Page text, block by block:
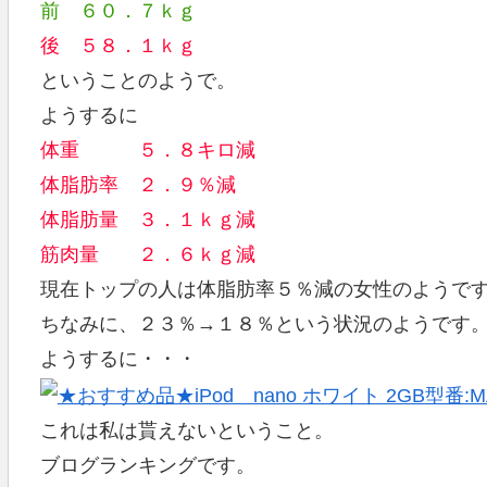
前 ６０．７ｋｇ
後 ５８．１ｋｇ
ということのようで。
ようするに
体重 ５．８キロ減
体脂肪率 ２．９％減
体脂肪量 ３．１ｋｇ減
筋肉量 ２．６ｋｇ減
現在トップの人は体脂肪率５％減の女性のようで
ちなみに、２３％→１８％という状況のようです
ようするに・・・
これは私は貰えないということ。
ブログランキングです。